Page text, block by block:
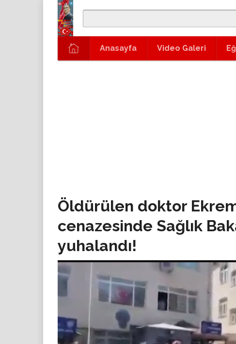
Anasayfa Video Galeri
Öldürülen doktor
cenazesinde Sağlık
yuhalandı!